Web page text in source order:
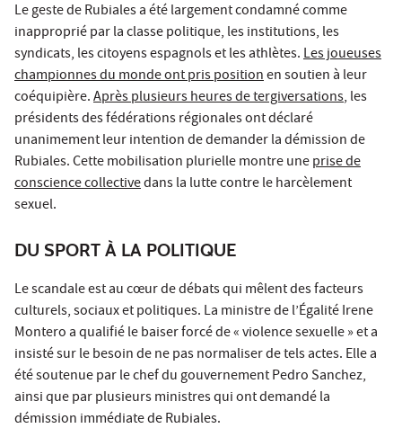
Le geste de Rubiales a été largement condamné comme
inapproprié par la classe politique, les institutions, les
syndicats, les citoyens espagnols et les athlètes.Les joueuses
championnes du monde ont pris positionen soutien à leur
coéquipière.Après plusieurs heures de tergiversations, les
présidents des fédérations régionales ont déclaré
unanimement leur intention de demander la démission de
Rubiales. Cette mobilisation plurielle montre uneprise de
conscience collectivedans la lutte contre le harcèlement
sexuel.
DU SPORT À LA POLITIQUE
Le scandale est au cœur de débats qui mêlent des facteurs
culturels, sociaux et politiques. La ministre de l’Égalité Irene
Montero a qualifié le baiser forcé de « violence sexuelle » et a
insisté sur le besoin de ne pas normaliser de tels actes. Elle a
été soutenue par le chef du gouvernement Pedro Sanchez,
ainsi que par plusieurs ministres qui ont demandé la
démission immédiate de Rubiales.